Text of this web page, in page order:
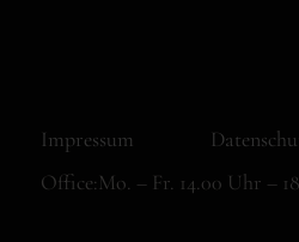
Impressum
Office:Mo. – Fr. 14.00 Uhr –